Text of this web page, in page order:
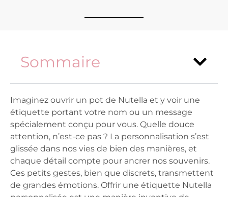
Sommaire
Imaginez ouvrir un pot de Nutella et y voir une
étiquette portant votre nom ou un message
spécialement conçu pour vous. Quelle douce
attention, n’est-ce pas ? La personnalisation s’est
glissée dans nos vies de bien des manières, et
chaque détail compte pour ancrer nos souvenirs.
Ces petits gestes, bien que discrets, transmettent
de grandes émotions. Offrir une étiquette Nutella